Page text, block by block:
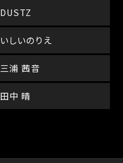
DUSTZ
いしいのりえ
三浦 茜音
田中 晴